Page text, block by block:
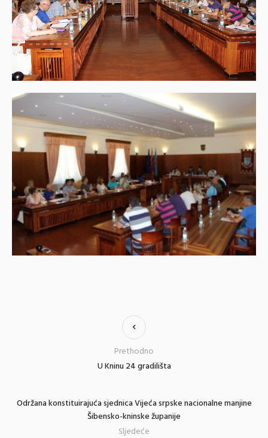
U Kninu 24 gradilišta
Prethodno
Održana konstituirajuća sjednica Vijeća srpske nacionalne manjine
Šibensko-kninske županije
Sljedeće